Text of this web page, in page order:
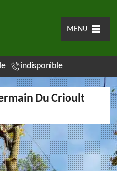
MENU
indisponible
Du Crioult